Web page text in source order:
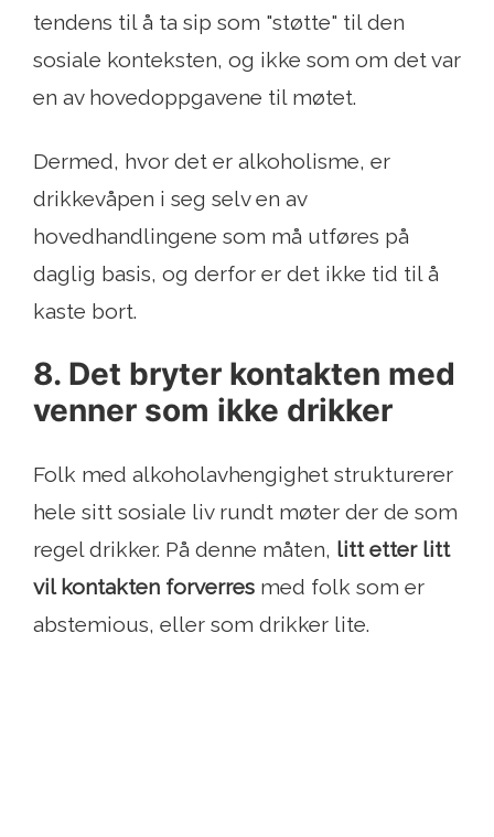
tendens til å ta sip som "støtte" til den
sosiale konteksten, og ikke som om det var
en av hovedoppgavene til møtet.
Dermed, hvor det er alkoholisme, er
drikkevåpen i seg selv en av
hovedhandlingene som må utføres på
daglig basis, og derfor er det ikke tid til å
kaste bort.
8. Det bryter kontakten med
venner som ikke drikker
Folk med alkoholavhengighet strukturerer
hele sitt sosiale liv rundt møter der de som
regel drikker. På denne måten, litt etter litt
vil kontakten forverres med folk som er
abstemious, eller som drikker lite.